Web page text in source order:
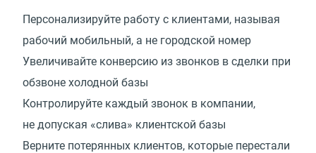
Персонализируйте работу с клиентами, называя
рабочий мобильный, а не городской номер
Увеличивайте конверсию из звонков в сделки при
обзвоне холодной базы
Контролируйте каждый звонок в компании,
не допуская «слива» клиентской базы
Верните потерянных клиентов, которые перестали